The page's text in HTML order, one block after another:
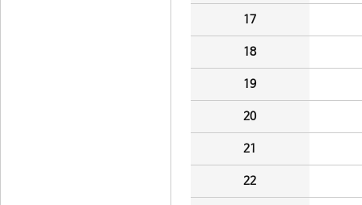
17
18
19
20
21
22